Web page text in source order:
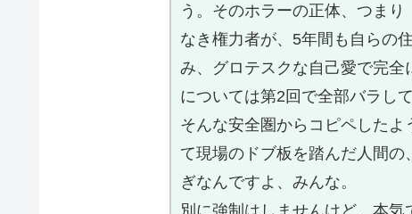
う。そのホラーの正体、つま
なき権力者が、5年間も自らの
み、グロテスクな自己愛で完全
については第2回で全部バラして
そんな安全圏からコピペした
て現場のドブ板を踏んだ人間
ぎなんですよ、みんな。
別に強制はしませんけど、本